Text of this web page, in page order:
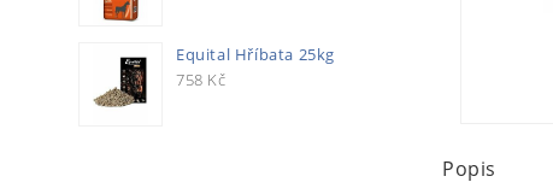
Popis
Equital Hříbata 25kg
758 Kč